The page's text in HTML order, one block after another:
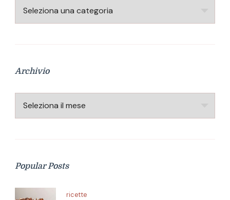
Categorie
Archivio
Archivio
Popular Posts
ricette